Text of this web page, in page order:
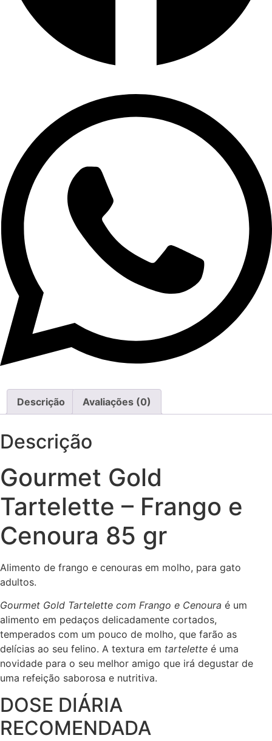
Descrição Avaliações (0)
Descrição
Gourmet Gold
Tartelette – Frango e
Cenoura 85 gr
Alimento de frango e cenouras em molho, para gato
adultos.
Gourmet Gold Tartelette com Frango e Cenoura é um
alimento em pedaços delicadamente cortados,
temperados com um pouco de molho, que farão as
delícias ao seu felino. A textura em tartelette é uma
novidade para o seu melhor amigo que irá degustar de
uma refeição saborosa e nutritiva.
DOSE DIÁRIA
RECOMENDADA